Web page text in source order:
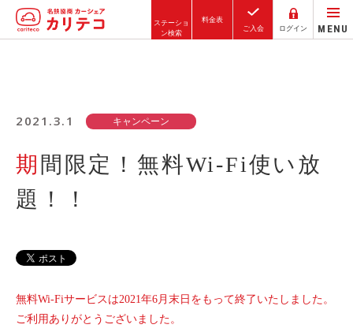
ステーショ
ン検索
料金表
ご入会
ログイン MENU
ステーション検索
大阪エリア
金沢エリア
カーシェアリングとは
ご利用の流れ
2021.3.1 キャンペーン
期間限定！無料Wi-Fi使い放
題！！
無料Wi-Fiサービスは2021年6月末日をもって終了いたしました。
ご利用ありがとうございました。